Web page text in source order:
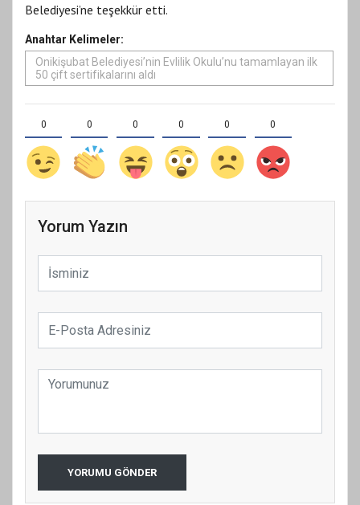
Belediyesi’ne teşekkür etti.
Anahtar Kelimeler:
Onikişubat Belediyesi’nin Evlilik Okulu’nu tamamlayan ilk
50 çift sertifikalarını aldı
0 0 0 0 0 0
Yorum Yazın
YORUMU GÖNDER